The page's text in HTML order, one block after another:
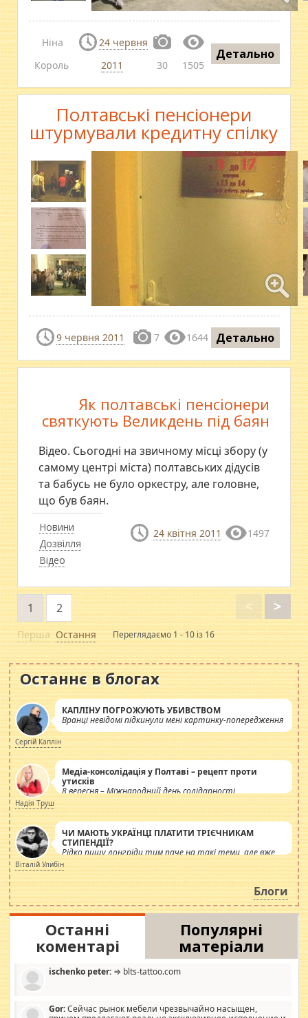
Ніна
Король
24 червня
2011
30 1505
Детально
Полтавські пенсіонери
штурмували кредитну спілку
9 червня 2011 7 1644 Детально
Новини
Дозвілля
Відео
Як полтавські пенсіонери
святкують Великдень під баян
Відео. Сьогодні на звичному місці збору (у
самому центрі міста) полтавських дідусів
та бабусь не було оркестру, але головне,
що був баян.
24 квітня 2011 1497
Перша
<
1 2 >
Остання Переглядаємо 1 - 10 із 16
Останнє в блогах
КАПЛІНУ ПОГРОЖУЮТЬ УБИВСТВОМ
Вранці невідомі підкинули мені картинку-попередження
Сергій Каплін
Медіа-консолідація у Полтаві – рецепт проти
утисків
8 вересня – Міжнародний день солідарності
журналістів.
Надія Труш
ЧИ МАЮТЬ УКРАЇНЦІ ПЛАТИТИ ТРІЄЧНИКАМ
СТИПЕНДІЇ?
Рідко пишу лонгріди тим паче на такі теми, але вже
просто дістало! Обурюють сьогоднішні інсенуації
навколо стипендіального питання. Штучно
роздувається ще одна соціальна катастрофа.
Віталій Улибін
Блоги
Останні
коментарі
Популярні
матеріали
ischenko peter: ⇒ blts-tattoo.com
Gor:Сейчас рынок мебели чрезвычайно насыщен,